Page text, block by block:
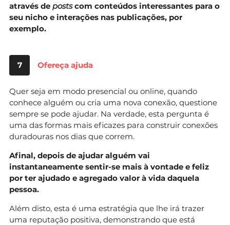
através de postscom conteúdos interessantes para o
seu nicho e interações nas publicações, por
exemplo.
7 Ofereça ajuda
Quer seja em modo presencial ou online, quando
conhece alguém ou cria uma nova conexão, questione
sempre se pode ajudar. Na verdade, esta pergunta é
uma das formas mais eficazes para construir conexões
duradouras nos dias que correm.
Afinal, depois de ajudar alguém vai
instantaneamente sentir-se mais à vontade e feliz
por ter ajudado e agregado valor à vida daquela
pessoa.
Além disto, esta é uma estratégia que lhe irá trazer
uma reputação positiva, demonstrando que está